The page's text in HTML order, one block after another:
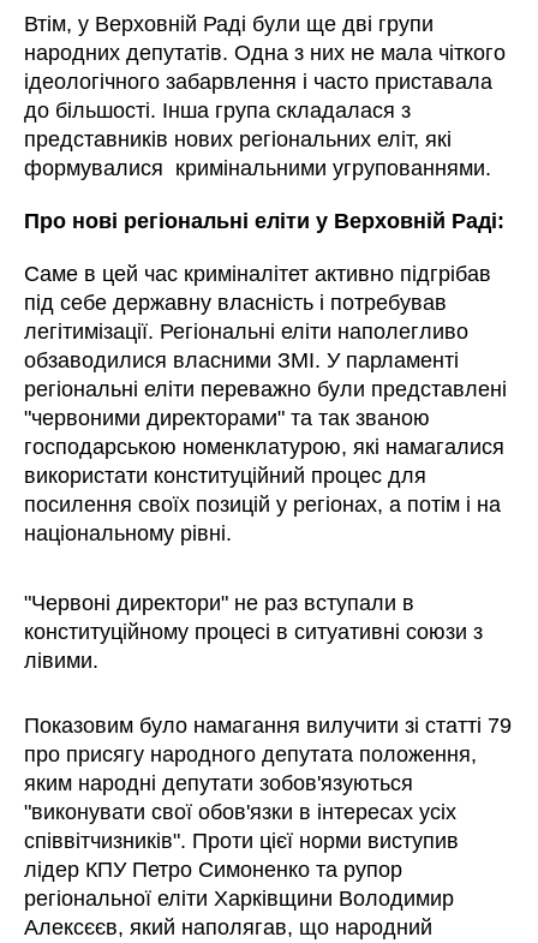
Втім, у Верховній Раді були ще дві групи
народних депутатів. Одна з них не мала чіткого
ідеологічного забарвлення і часто приставала
до більшості. Інша група складалася з
представників нових регіональних еліт, які
формувалися кримінальними угрупованнями.
Про нові регіональні еліти у Верховній Раді:
Саме в цей час криміналітет активно підгрібав
під себе державну власність і потребував
легітимізації. Регіональні еліти наполегливо
обзаводилися власними ЗМІ. У парламенті
регіональні еліти переважно були представлені
"червоними директорами" та так званою
господарською номенклатурою, які намагалися
використати конституційний процес для
посилення своїх позицій у регіонах, а потім і на
національному рівні.
"Червоні директори" не раз вступали в
конституційному процесі в ситуативні союзи з
лівими.
Показовим було намагання вилучити зі статті 79
про присягу народного депутата положення,
яким народні депутати зобов'язуються
"виконувати свої обов'язки в інтересах усіх
співвітчизників". Проти цієї норми виступив
лідер КПУ Петро Симоненко та рупор
регіональної еліти Харківщини Володимир
Алексєєв, який наполягав, що народний